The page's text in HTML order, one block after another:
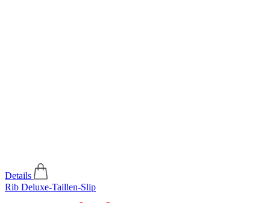
Details
Rib Deluxe-Taillen-Slip